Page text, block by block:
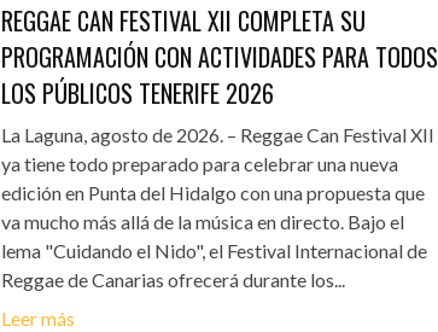
REGGAE CAN FESTIVAL XII COMPLETA SU
PROGRAMACIÓN CON ACTIVIDADES PARA TODOS
LOS PÚBLICOS TENERIFE 2026
La Laguna, agosto de 2026. – Reggae Can Festival XII
ya tiene todo preparado para celebrar una nueva
edición en Punta del Hidalgo con una propuesta que
va mucho más allá de la música en directo. Bajo el
lema "Cuidando el Nido", el Festival Internacional de
Reggae de Canarias ofrecerá durante los...
Leer más